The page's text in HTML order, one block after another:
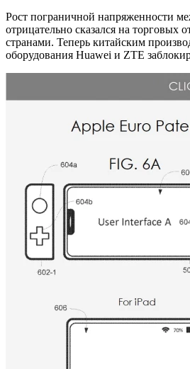
Рост пограничной напряженности
отрицательно сказался на торговых
странами. Теперь китайским
оборудования Huawei и ZTE